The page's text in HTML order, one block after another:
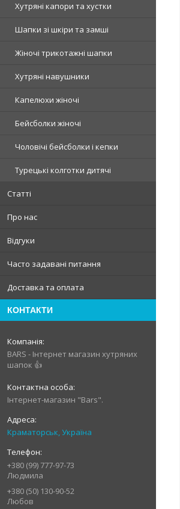
Хутряні капори та хустки
Шапки зі шкіри та замші
Жіночі трикотажні шапки
Хутряні навушники
Капелюхи жіночі
Бейсболки жіночі
Чоловічі бейсболки і кепки
Турецькі колготки дитячі
Статті
Про нас
Відгуки
Часто задавані питання
Доставка та оплата
КОНТАКТИ
BARS - Інтернет магазин хутряних
шапок 👍
Інтернет-магазин "Bars".
Краматорськ, Україна
+380 (99) 777-97-73
Людмила
+380 (50) 130-90-52
Любов